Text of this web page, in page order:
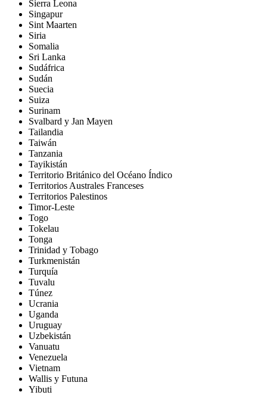
Sierra Leona
Singapur
Sint Maarten
Siria
Somalia
Sri Lanka
Sudáfrica
Sudán
Suecia
Suiza
Surinam
Svalbard y Jan Mayen
Tailandia
Taiwán
Tanzania
Tayikistán
Territorio Británico del Océano Índico
Territorios Australes Franceses
Territorios Palestinos
Timor-Leste
Togo
Tokelau
Tonga
Trinidad y Tobago
Turkmenistán
Turquía
Tuvalu
Túnez
Ucrania
Uganda
Uruguay
Uzbekistán
Vanuatu
Venezuela
Vietnam
Wallis y Futuna
Yibuti